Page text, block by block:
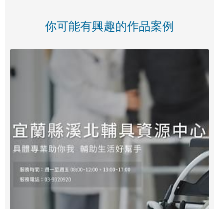
你可能有興趣的作品案例